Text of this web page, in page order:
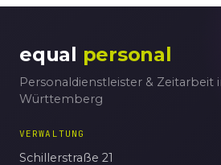
equal personal
Personaldienstleister & Zeitarbeit
Württemberg
VERWALTUNG
Schillerstraße 21